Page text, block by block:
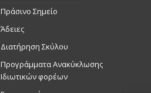
Πράσινο Σημείο
Άδειες
Διατήρηση Σκύλου
Προγράμματα Ανακύκλωσης
Ιδιωτικών φορέων